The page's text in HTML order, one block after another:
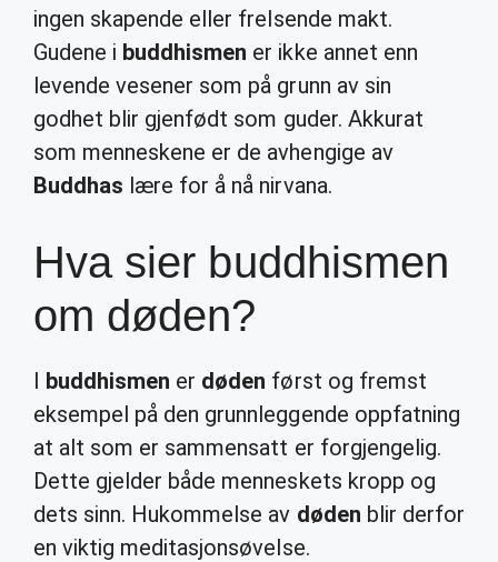
ingen skapende eller frelsende makt.
Gudene i buddhismen er ikke annet enn
levende vesener som på grunn av sin
godhet blir gjenfødt som guder. Akkurat
som menneskene er de avhengige av
Buddhas lære for å nå nirvana.
Hva sier buddhismen
om døden?
I buddhismen er døden først og fremst
eksempel på den grunnleggende oppfatning
at alt som er sammensatt er forgjengelig.
Dette gjelder både menneskets kropp og
dets sinn. Hukommelse av døden blir derfor
en viktig meditasjonsøvelse.